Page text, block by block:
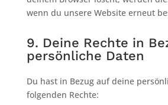
wenn du unsere Website erneut
9. Deine Rechte in
persönliche Daten
Du hast in Bezug auf deine
folgenden Rechte: